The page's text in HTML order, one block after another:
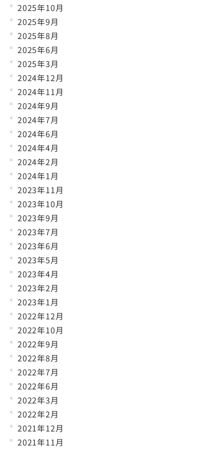
2025年10月
2025年9月
2025年8月
2025年6月
2025年3月
2024年12月
2024年11月
2024年9月
2024年7月
2024年6月
2024年4月
2024年2月
2024年1月
2023年11月
2023年10月
2023年9月
2023年7月
2023年6月
2023年5月
2023年4月
2023年2月
2023年1月
2022年12月
2022年10月
2022年9月
2022年8月
2022年7月
2022年6月
2022年3月
2022年2月
2021年12月
2021年11月